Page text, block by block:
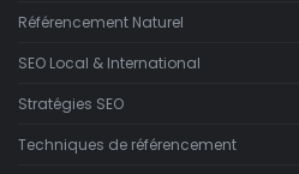
Référencement Naturel
SEO Local & International
Stratégies SEO
Techniques de référencement